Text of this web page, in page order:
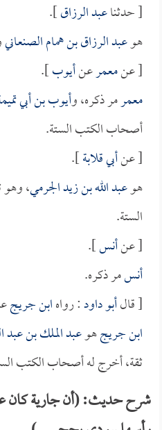
[ حدثناعبد الرزاق].
هوعبد الرزاق بن همام الصنعاني
[ عنمعمرعنأيوب].
معمرمر ذكره، وأيوب بن أبي
أصحاب الكتب الستة.
[ عنأبي قلابة].
هوعبد الله بن زيد الجرمي،
الستة.
[ عنأنس].
أنسمر ذكره.
[ قالأبو داود: رواهابن جريج
ابن جريجهوعبد الملك بن عبد
ثقة، أخرج له أصحاب الكتب
شرح حديث: (أن جارية كان